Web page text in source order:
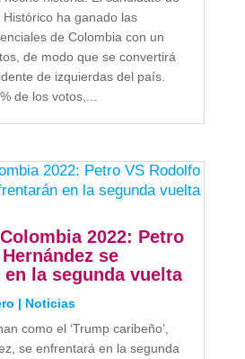
ha ganado las
de Colombia con un
de modo que se convertirá
de izquierdas del país.
de los votos,...
2022: Petro
se
la segunda vuelta
| Noticias
como el ‘Trump caribeño’,
se enfrentará en la segunda